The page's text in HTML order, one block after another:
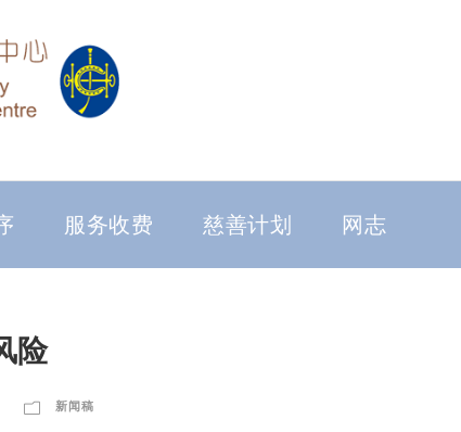
服务收费 慈善计划 网志
险
新闻稿